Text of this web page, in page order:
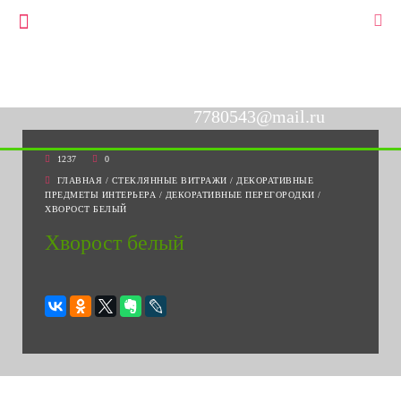
7780543@mail.ru
1237 0
ГЛАВНАЯ / СТЕКЛЯННЫЕ ВИТРАЖИ / ДЕКОРАТИВНЫЕ
ПРЕДМЕТЫ ИНТЕРЬЕРА / ДЕКОРАТИВНЫЕ ПЕРЕГОРОДКИ /
ХВОРОСТ БЕЛЫЙ
Хворост белый